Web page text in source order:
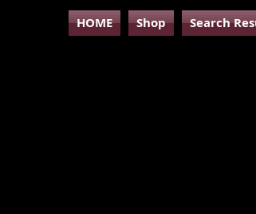
HOME Shop Search